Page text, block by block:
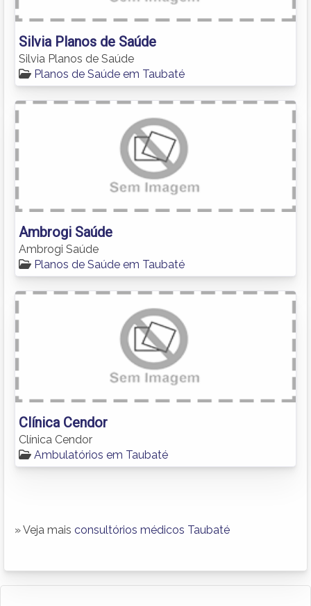
Silvia Planos de Saúde
Silvia Planos de Saúde
Planos de Saúde em Taubaté
Ambrogi Saúde
Ambrogi Saúde
Planos de Saúde em Taubaté
Clínica Cendor
Clínica Cendor
Ambulatórios em Taubaté
» Veja mais consultórios médicos Taubaté